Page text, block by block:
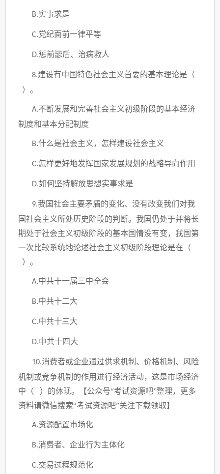
B.实事求是
C.党纪面前一律平等
D.惩前毖后、治病救人
8.建设有中国特色社会主义首要的基本理论是（
）。
A.不断发展和完善社会主义初级阶段的基本经济
制度和基本分配制度
B.什么是社会主义，怎样建设社会主义
C.怎样更好地发挥国家发展规划的战略导向作用
D.如何坚持解放思想实事求是
9.我国社会主要矛盾的变化、没有改变我们对我
国社会主义所处历史阶段的判断。我国仍处于并将长
期处于社会主义初级阶段的基本国情没有变，我国第
一次比较系统地论述社会主义初级阶段理论是在（
）。
A.中共十一届三中全会
B.中共十二大
C.中共十三大
D.中共十四大
10.消费者或企业通过供求机制、价格机制、风险
机制或竞争机制的作用进行经济活动，这是市场经济
中（ ）的体现。
【公众号“考试资源吧”整理，更多
资料请微信搜索“考试资源吧”关注下载领取】
A.资源配置市场化
B.消费者、企业行为主体化
C.交易过程规范化